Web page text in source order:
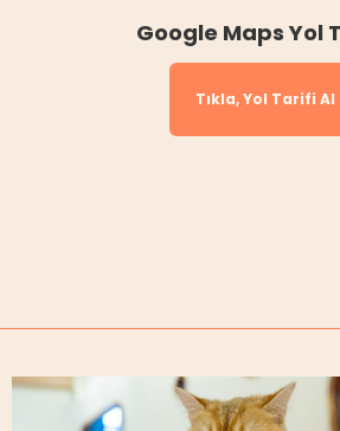
Google Maps Yol
Tıkla, Yol Tarifi Al